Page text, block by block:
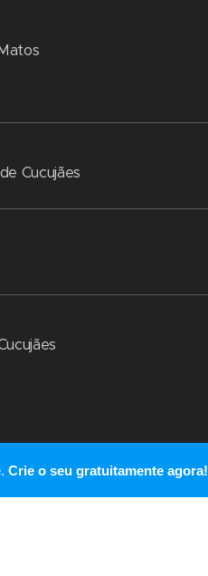
Cucujães
Crie o seu gratuitamente agora!